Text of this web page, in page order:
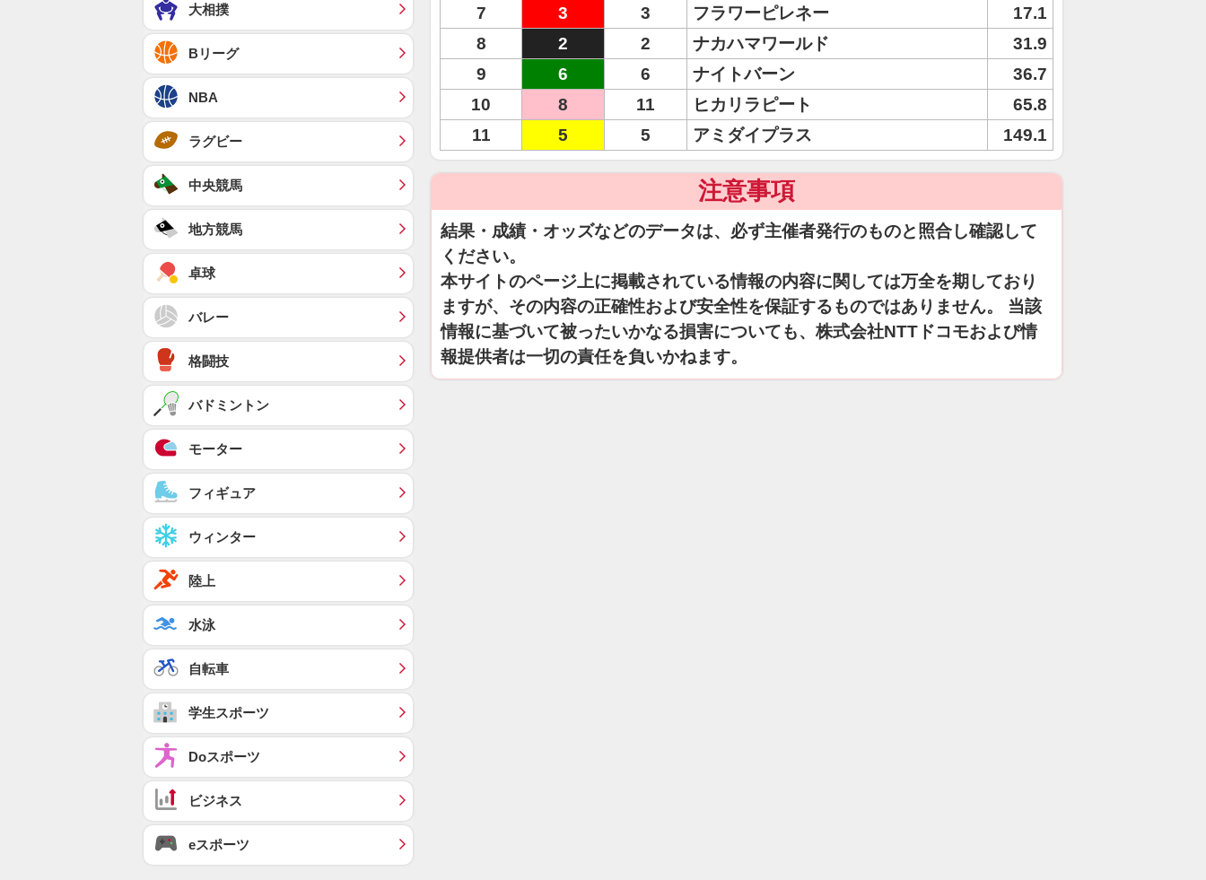
7
3 3 フラワーピレネー
17.1
8
2 2 ナカハマワールド
31.9
9
6 6 ナイトバーン
36.7
10
8 11 ヒカリラピート
65.8
11
5 5 アミダイプラス 149.1
注意事項
結果・成績・オッズなどのデータは、必ず主催者発行のものと照合し確認して
ください。
本サイトのページ上に掲載されている情報の内容に関しては万全を期しており
ますが、その内容の正確性および安全性を保証するものではありません。 当該
情報に基づいて被ったいかなる損害についても、株式会社NTTドコモおよび情
報提供者は一切の責任を負いかねます。
大相撲
Bリーグ
NBA
ラグビー
中央競馬
地方競馬
卓球
バレー
格闘技
バドミントン
モーター
フィギュア
ウィンター
陸上
水泳
自転車
学生スポーツ
Doスポーツ
ビジネス
eスポーツ